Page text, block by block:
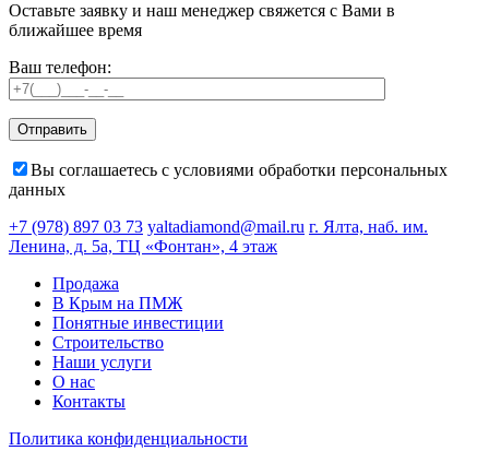
Оставьте заявку и наш менеджер свяжется с Вами в
ближайшее время
Ваш телефон:
Вы соглашаетесь с условиями обработки персональных
данных
+7 (978) 897 03 73 yaltadiamond@mail.ru г. Ялта, наб. им.
Ленина, д. 5а, ТЦ «Фонтан», 4 этаж
Продажа
В Крым на ПМЖ
Понятные инвестиции
Строительство
Наши услуги
О нас
Контакты
Политика конфиденциальности